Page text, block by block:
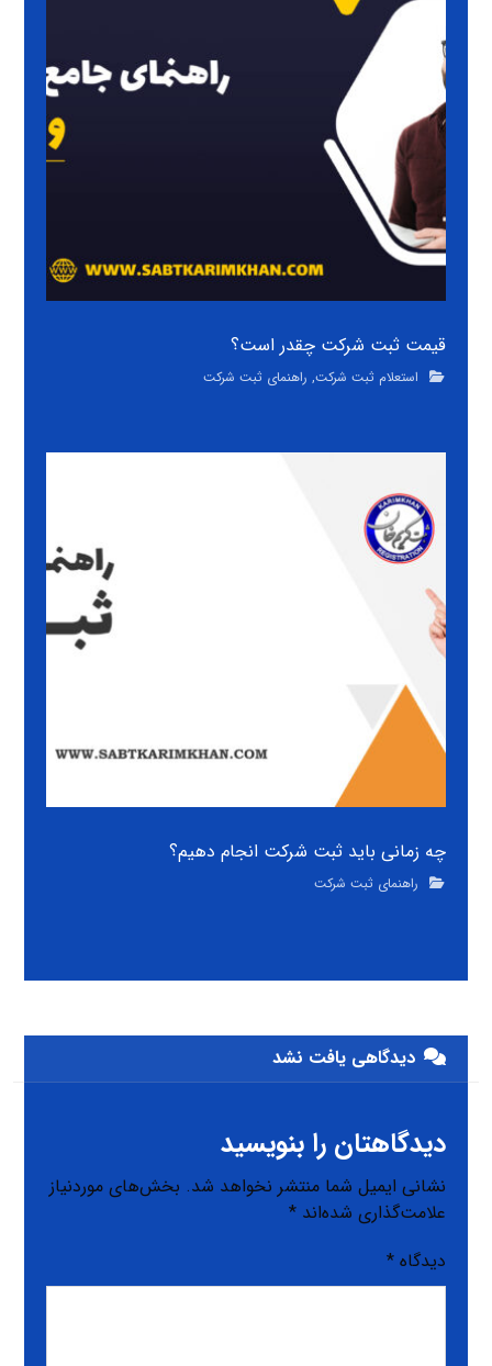
قیمت ثبت شرکت چقدر است؟
استعلام ثبت شرکت, راهنمای ثبت شرکت
چه زمانی باید ثبت شرکت انجام دهیم؟
راهنمای ثبت شرکت
دیدگاهی یافت نشد
دیدگاهتان را بنویسید
نشانی ایمیل شما منتشر نخواهد شد. بخش‌های موردنیاز
علامت‌گذاری شده‌اند*
دیدگاه*